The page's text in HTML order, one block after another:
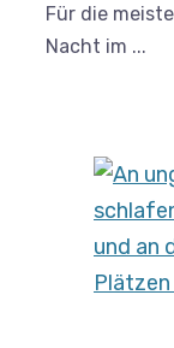
Für die
Nacht im ...